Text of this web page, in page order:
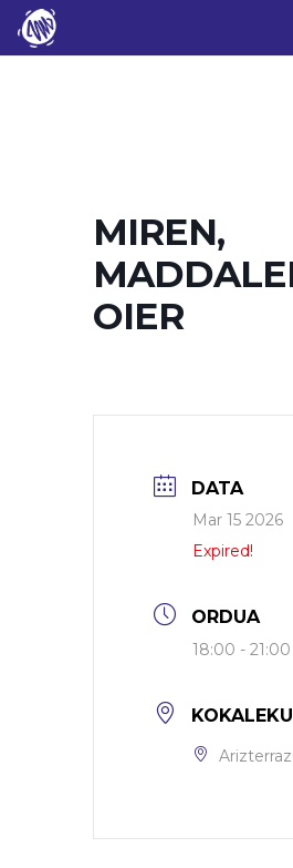
MIREN,
OIER
DATA
Mar 15 2026
Expired!
ORDUA
18:00 - 21:00